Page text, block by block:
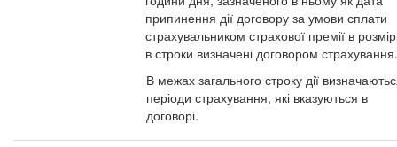
припинення дії договору за умови сплати
страхувальником страхової премії в
в строки визначені договором страхування.
В межах загального строку дії
періоди страхування, які вказуються в
договорі.